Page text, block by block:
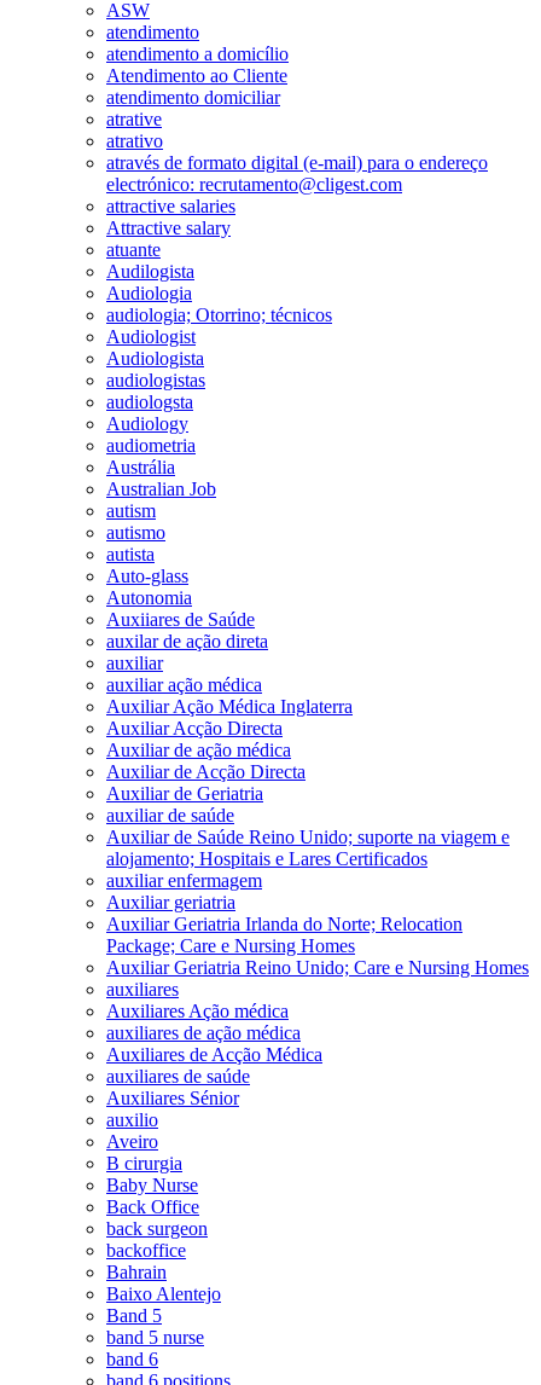
ASW
atendimento
atendimento a domicílio
Atendimento ao Cliente
atendimento domiciliar
atrative
atrativo
através de formato digital (e-mail) para o endereço
electrónico: recrutamento@cligest.com
attractive salaries
Attractive salary
atuante
Audilogista
Audiologia
audiologia; Otorrino; técnicos
Audiologist
Audiologista
audiologistas
audiologsta
Audiology
audiometria
Austrália
Australian Job
autism
autismo
autista
Auto-glass
Autonomia
Auxiiares de Saúde
auxilar de ação direta
auxiliar
auxiliar ação médica
Auxiliar Ação Médica Inglaterra
Auxiliar Acção Directa
Auxiliar de ação médica
Auxiliar de Acção Directa
Auxiliar de Geriatria
auxiliar de saúde
Auxiliar de Saúde Reino Unido; suporte na viagem e
alojamento; Hospitais e Lares Certificados
auxiliar enfermagem
Auxiliar geriatria
Auxiliar Geriatria Irlanda do Norte; Relocation
Package; Care e Nursing Homes
Auxiliar Geriatria Reino Unido; Care e Nursing Homes
auxiliares
Auxiliares Ação médica
auxiliares de ação médica
Auxiliares de Acção Médica
auxiliares de saúde
Auxiliares Sénior
auxilio
Aveiro
B cirurgia
Baby Nurse
Back Office
back surgeon
backoffice
Bahrain
Baixo Alentejo
Band 5
band 5 nurse
band 6
band 6 positions